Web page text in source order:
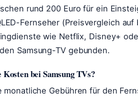
rund 200 Euro für ein
Fernseher (Preisvergleich
wie Netflix, Disney+
Samsung-TV gebunden.
bei Samsung TVs?
monatliche Gebühren für den